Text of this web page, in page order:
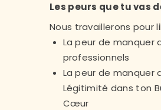
Les peurs que tu vas
Nous travaillerons pour
La peur de manquer
professionnels
La peur de manquer
Légitimité dans ton
Cœur